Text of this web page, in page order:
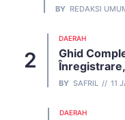
BY REDAKSI
DAERAH
Ghid
BY SAFRIL 11
DAERAH